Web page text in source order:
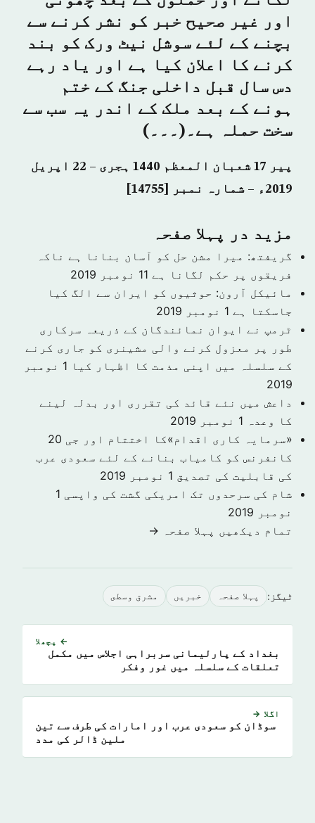
اور غیر صحیح خبر کو نشر کرنے سے
بچنے کے لئے سوشل نیٹ ورک کو بند
کرنے کا اعلان کیا ہے اور یاد رہے
دس سال قبل داخلی جنگ کے ختم
ہونے کے بعد ملک کے اندر یہ سب سے
سخت حملہ ہے۔(۔۔۔)
پیر 17 شعبان المعظم 1440 ہجری – 22 اپریل
2019ء – شمارہ نمبر [14755]
مزید در پہلا صفحہ
گریفتھ: میرا مشن حل کو آسان بنانا ہے ناکہ
فریقوں پر حکم لگانا ہے 11 نومبر 2019
مائیکل آرون: حوثیوں کو ایران سے الگ کیا
جاسکتا ہے 1 نومبر 2019
ٹرمپ نے ایوان نمائندگان کے ذریعہ سرکاری
طور پر معزول کرنے والی مشینری کو جاری کرنے
کے سلسلہ میں اپنی مذمت کا اظہار کیا
1 نومبر
2019
داعش میں نئے قائد کی تقرری اور بدلہ لینے
کا وعدہ 1 نومبر 2019
«سرمایہ کاری اقدام»کا اختتام اور جی 20
کانفرنس کو کامیاب بنانے کے لئے سعودی عرب
کی قابلیت کی تصدیق 1 نومبر 2019
شام کی سرحدوں تک امریکی گشت کی واپسی 1
نومبر 2019
تمام دیکھیں پہلا صفحہ →
ٹیگز: پہلا صفحہ خبريں مشرق وسطى
← پچھلا
بغداد کے پارلیمانی سربراہی اجلاس میں مکمل
تعلقات کے سلسلہ میں غور وفکر
اگلا →
سوڈان کو سعودی عرب اور امارات کی طرف سے تین
ملین ڈالر کی مدد